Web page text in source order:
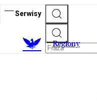
Serwisy
Regiony